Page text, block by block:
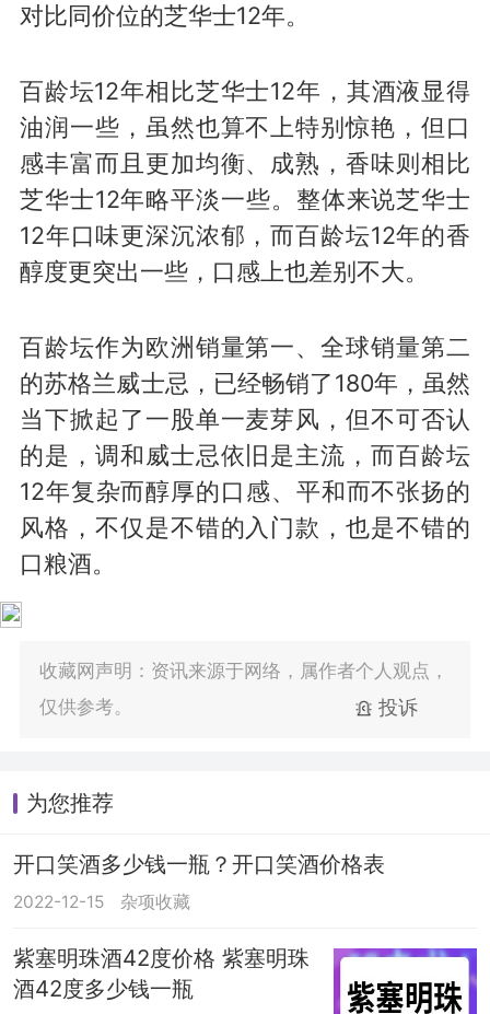
对比同价位的芝华士12年。
百龄坛12年相比芝华士12年，其酒液显得
油润一些，虽然也算不上特别惊艳，但口
感丰富而且更加均衡、成熟，香味则相比
芝华士12年略平淡一些。整体来说芝华士
12年口味更深沉浓郁，而百龄坛12年的香
醇度更突出一些，口感上也差别不大。
百龄坛作为欧洲销量第一、全球销量第二
的苏格兰威士忌，已经畅销了180年，虽然
当下掀起了一股单一麦芽风，但不可否认
的是，调和威士忌依旧是主流，而百龄坛
12年复杂而醇厚的口感、平和而不张扬的
风格，不仅是不错的入门款，也是不错的
口粮酒。
收藏网声明：资讯来源于网络，属作者个人观点，
仅供参考。
投诉
为您推荐
开口笑酒多少钱一瓶？开口笑酒价格表
2022-12-15 杂项收藏
紫塞明珠酒42度价格 紫塞明珠
酒42度多少钱一瓶